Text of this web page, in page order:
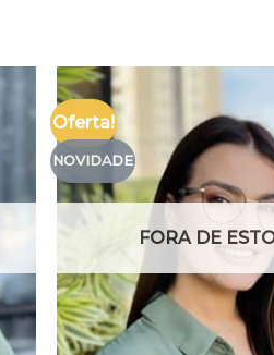
Oferta!
NOVIDADE
FORA DE